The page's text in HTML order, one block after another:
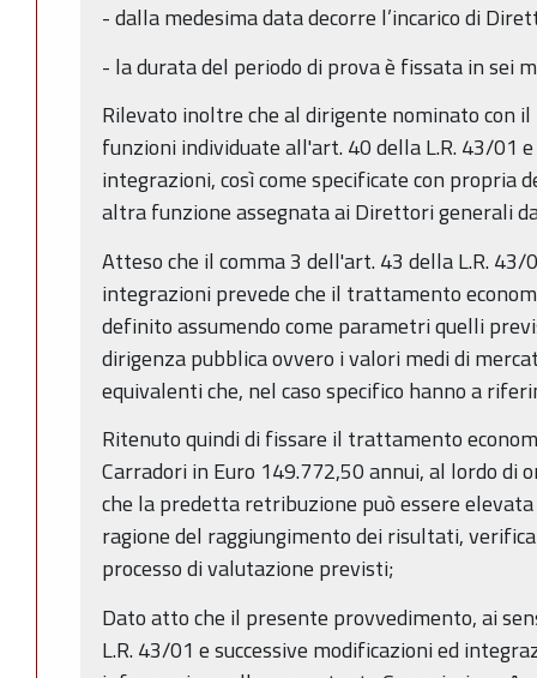
- dalla medesima data decorre l’incarico di
- la durata del periodo di prova è fissata in sei
Rilevato inoltre che al dirigente nominato con
funzioni individuate all'art. 40 della L.R. 43/01
integrazioni, così come specificate con propria
altra funzione assegnata ai Diret­tori generali
Atteso che il comma 3 dell'art. 43 della L.R. 43/
integrazioni prevede che il trattamento
definito assumendo come parametri quelli
dirigenza pubblica ovvero i valori medi di
equivalenti che, nel caso specifico hanno a
Ritenuto quindi di fissare il trattamento
Carradori in Euro 149.772,50 annui, al lordo di
che la predetta retribuzione può essere
ragione del raggiungimento dei risultati,
processo di valutazione previsti;
Dato atto che il presente provvedimento, ai
L.R. 43/01 e successive modificazioni ed